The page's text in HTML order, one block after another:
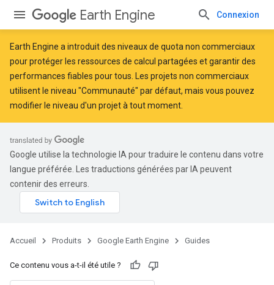
Earth Engine Connexion
Earth Engine a introduit des niveaux de quota non commerciaux
pour protéger les ressources de calcul partagées et garantir des
performances fiables pour tous. Les projets non commerciaux
utilisent le niveau "Communauté" par défaut, mais vous pouvez
modifier le niveau d'un projet à tout moment.
Google utilise la technologie IA pour traduire le contenu dans votre
langue préférée. Les traductions générées par IA peuvent
contenir des erreurs.
Accueil Produits Google Earth Engine Guides
Ce contenu vous a-t-il été utile ?